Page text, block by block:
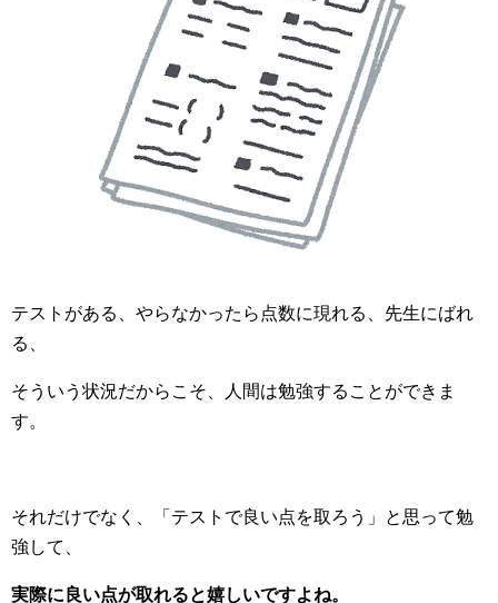
テストがある、やらなかったら点数に現れる、先生にばれ
る、
そういう状況だからこそ、人間は勉強することができま
す。
それだけでなく、「テストで良い点を取ろう」と思って勉
強して、
実際に良い点が取れると嬉しいですよね。